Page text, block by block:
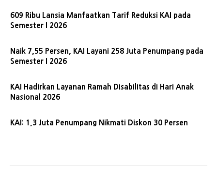
609 Ribu Lansia Manfaatkan Tarif Reduksi KAI pada
Semester I 2026
Naik 7,55 Persen, KAI Layani 258 Juta Penumpang pada
Semester I 2026
KAI Hadirkan Layanan Ramah Disabilitas di Hari Anak
Nasional 2026
KAI: 1,3 Juta Penumpang Nikmati Diskon 30 Persen